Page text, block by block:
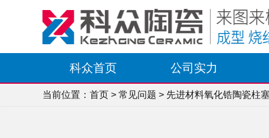
科众首页 公司实力
当前位置： 首页 > 常见问题 > 先进材料氧化锆陶瓷柱